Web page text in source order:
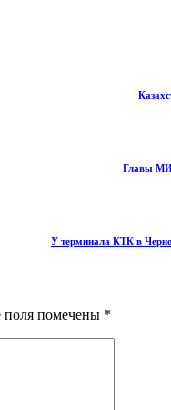
Главы
У терминала КТК в
поля помечены *